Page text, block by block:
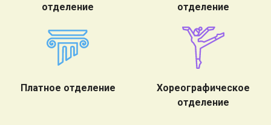
отделение
отделение
Платное отделение
Хореографическое
отделение